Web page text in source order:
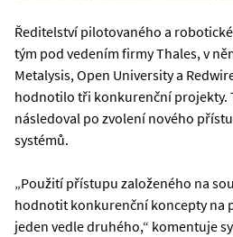
Ředitelství pilotovaného a
tým pod vedením firmy Thales, v
Metalysis, Open University a
hodnotilo tři konkurenční projekty.
následoval po zvolení nového
systémů.
„Použití přístupu založeného na
hodnotit konkurenční koncepty na
jeden vedle druhého,“ komentuje